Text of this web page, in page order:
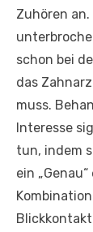
Zuhören
schon bei
das
muss.
Interesse
tun, indem
ein